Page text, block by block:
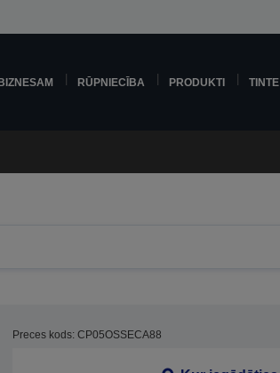
RŪPNIECĪBA PRODUKTI TINTE
Preces kods: CP05OSSECA88